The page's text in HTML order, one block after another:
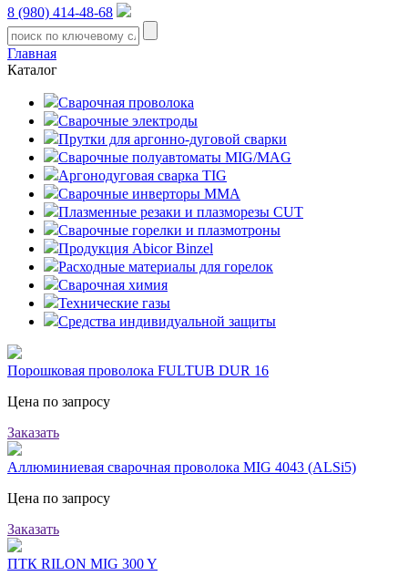
8 (980) 414-48-68
Главная
Каталог
Сварочная проволока
Сварочные электроды
Прутки для аргонно-дуговой сварки
Сварочные полуавтоматы MIG/MAG
Аргонодуговая сварка TIG
Сварочные инверторы MMA
Плазменные резаки и плазморезы CUT
Сварочные горелки и плазмотроны
Продукция Abicor Binzel
Расходные материалы для горелок
Сварочная химия
Технические газы
Средства индивидуальной защиты
Порошковая проволока FULTUB DUR 16
Цена по запросу
Заказать
Аллюминиевая сварочная проволока MIG 4043 (ALSi5)
Цена по запросу
Заказать
ПТК RILON MIG 300 Y